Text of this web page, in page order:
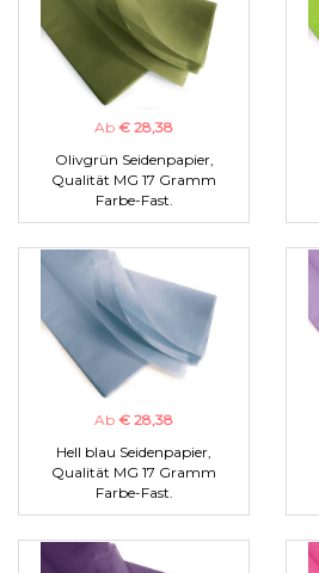
Ab € 28,38
Olivgrün Seidenpapier,
Qualität MG 17 Gramm
Farbe-Fast.
Ab € 28,38
Hell blau Seidenpapier,
Qualität MG 17 Gramm
Farbe-Fast.